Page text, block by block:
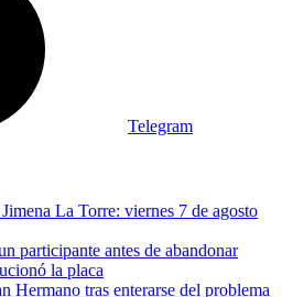
Telegram
La Torre: viernes 7 de agosto
participante antes de abandonar
la placa
Hermano tras enterarse del problema